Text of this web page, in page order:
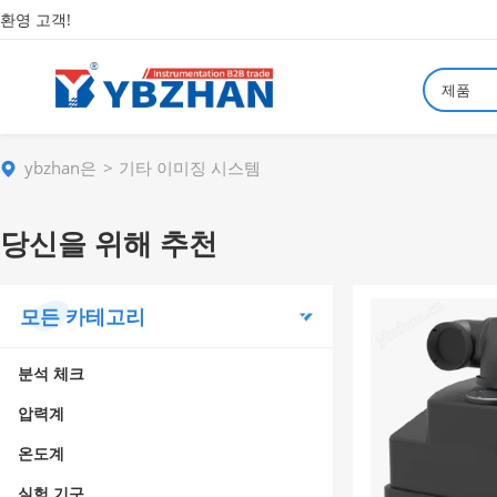
환영 고객!
제품
ybzhan은 기타 이미징 시스템
당신을 위해 추천
모든 카테고리
분석 체크
압력계
온도계